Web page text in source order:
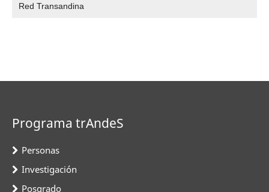
Red Transandina
Programa trAndeS
Personas
Investigación
Posgrado